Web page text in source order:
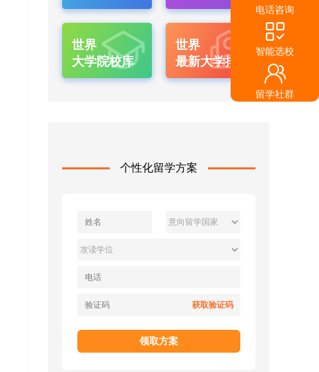
世界
大学院校库
世界
最新大学排名
个性化留学方案
获取验证码
领取方案
电话咨询
智能选校
留学社群